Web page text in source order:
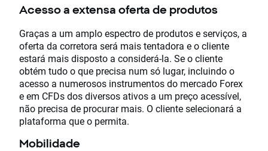
Acesso a extensa oferta de produtos
Graças a um amplo espectro de produtos e serviços, a
oferta da corretora será mais tentadora e o cliente
estará mais disposto a considerá-la. Se o cliente
obtém tudo o que precisa num só lugar, incluindo o
acesso a numerosos instrumentos do mercado Forex
e em CFDs dos diversos ativos a um preço acessível,
não precisa de procurar mais. O cliente selecionará a
plataforma que o permita.
Mobilidade